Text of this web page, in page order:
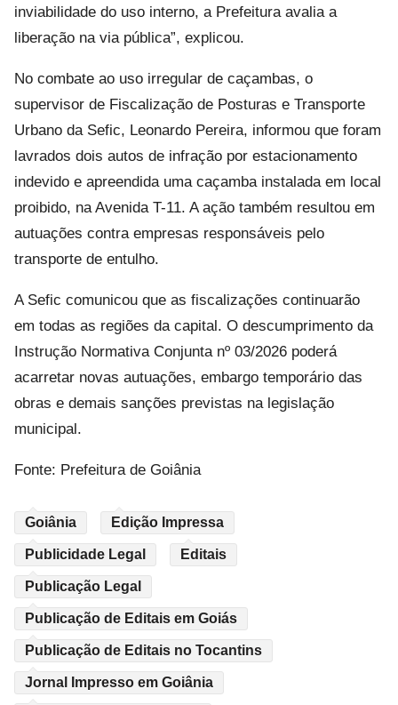
inviabilidade do uso interno, a Prefeitura avalia a
liberação na via pública”, explicou.
No combate ao uso irregular de caçambas, o
supervisor de Fiscalização de Posturas e Transporte
Urbano da Sefic, Leonardo Pereira, informou que foram
lavrados dois autos de infração por estacionamento
indevido e apreendida uma caçamba instalada em local
proibido, na Avenida T-11. A ação também resultou em
autuações contra empresas responsáveis pelo
transporte de entulho.
A Sefic comunicou que as fiscalizações continuarão
em todas as regiões da capital. O descumprimento da
Instrução Normativa Conjunta nº 03/2026 poderá
acarretar novas autuações, embargo temporário das
obras e demais sanções previstas na legislação
municipal.
Fonte: Prefeitura de Goiânia
Goiânia Edição Impressa
Publicidade Legal Editais
Publicação Legal
Publicação de Editais em Goiás
Publicação de Editais no Tocantins
Jornal Impresso em Goiânia